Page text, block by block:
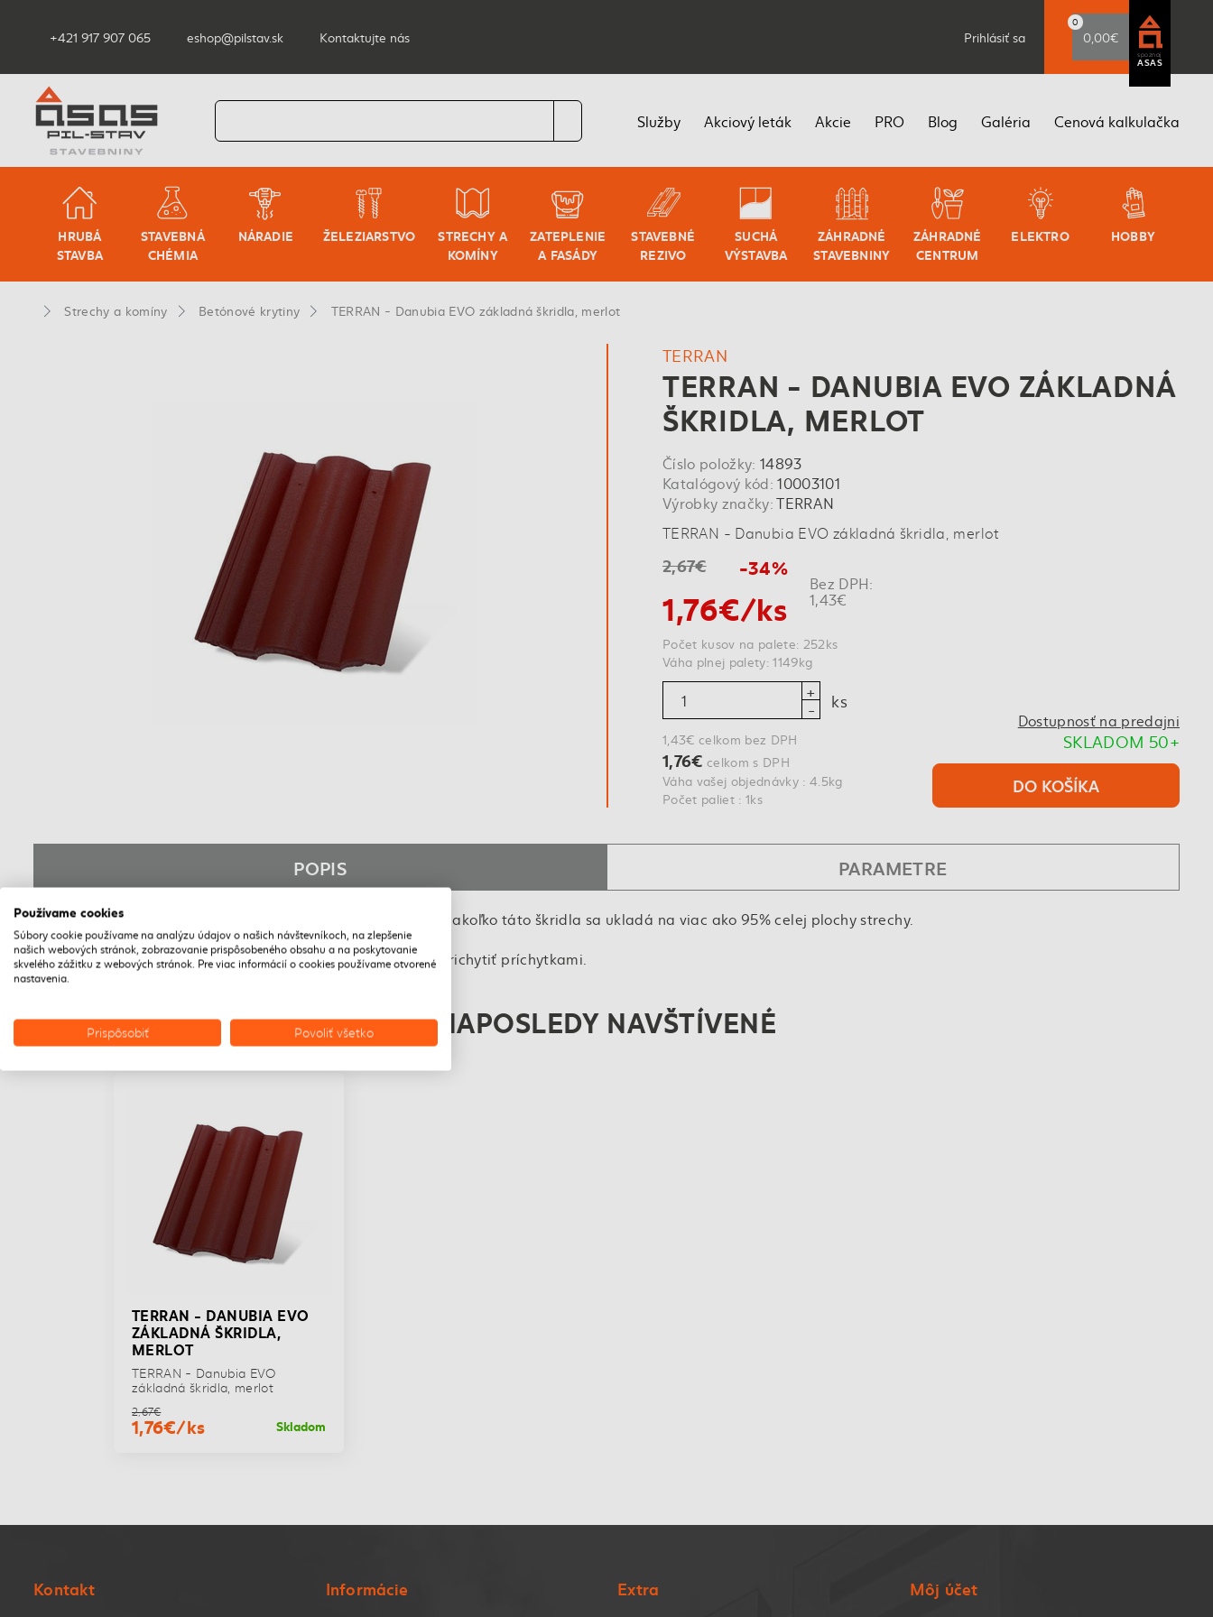
+421 917 907 065 eshop@pilstav.sk Kontaktujte nás Prihlásiť sa
0
0,00€
spoznaj
ASAS
Služby Akciový leták Akcie PRO Blog Galéria Cenová kalkulačka
HRUBÁ
STAVBA
STAVEBNÁ
CHÉMIA
NÁRADIE ŽELEZIARSTVO
STRECHY A
KOMÍNY
ZATEPLENIE
A FASÁDY
STAVEBNÉ
REZIVO
SUCHÁ
VÝSTAVBA
ZÁHRADNÉ
STAVEBNINY
ZÁHRADNÉ
CENTRUM
ELEKTRO HOBBY
Strechy a komíny Betónové krytiny TERRAN - Danubia EVO základná škridla, merlot
TERRAN
TERRAN - DANUBIA EVO ZÁKLADNÁ
ŠKRIDLA, MERLOT
Číslo položky: 14893
Katalógový kód:10003101
Výrobky značky:TERRAN
TERRAN - Danubia EVO základná škridla, merlot
2,67€ -34%
1,76€/ks
Bez DPH:
1,43€
Počet kusov na palete: 252ks
Váha plnej palety: 1149kg
ks
1,43€ celkom bez DPH
1,76€ celkom s DPH
Váha vašej objednávky : 4.5kg
Počet paliet : 1ks
Dostupnosť na predajni
SKLADOM 50+
DO KOŠÍKA
POPIS PARAMETRE
Základná škridla je základným prvkom pokrývania strechy, nakoľko táto škridla sa ukladá na viac ako 95% celej plochy strechy.
Na záveterných stranách je nutné ich priskrutkovať, alebo prichytiť príchytkami.
NAPOSLEDY NAVŠTÍVENÉ
TERRAN - DANUBIA EVO
ZÁKLADNÁ ŠKRIDLA,
MERLOT
TERRAN - Danubia EVO
základná škridla, merlot
2,67€
1,76€/ks Skladom
Kontakt Informácie Extra Môj účet
Používame cookies
Súbory cookie používame na analýzu údajov o našich návštevníkoch, na zlepšenie
našich webových stránok, zobrazovanie prispôsobeného obsahu a na poskytovanie
skvelého zážitku z webových stránok. Pre viac informácií o cookies používame otvorené
nastavenia.
Prispôsobiť Povoliť všetko